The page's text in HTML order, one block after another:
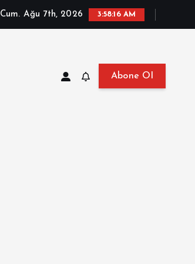
Cum. Ağu 7th, 2026 3:58:17 AM
Abone Ol